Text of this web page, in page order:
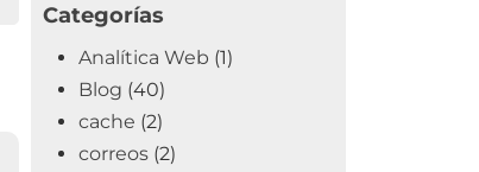
Categorías
Analítica Web (1)
Blog (40)
cache (2)
correos (2)